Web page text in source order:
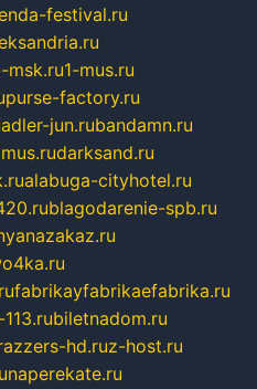
festival.ru
msk.ru1-mus.ru
purse-factory.ru
adler-jun.rubandamn.ru
darksand.ru
alabuga-cityhotel.ru
blagodarenie-spb.ru
fabrikayfabrikaefabrika.ru
biletnadom.ru
hd.ruz-host.ru
naperekate.ru